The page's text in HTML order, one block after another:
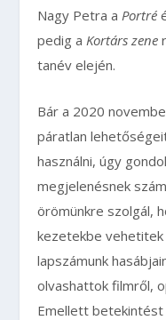
Nagy Petra a Portré
pedig a Kortárs zene
tanév elején.
Bár a 2020
páratlan
használni, úgy
megjelenésnek
örömünkre szolgál,
kezetekbe
lapszámunk
olvashattok filmről,
Emellett